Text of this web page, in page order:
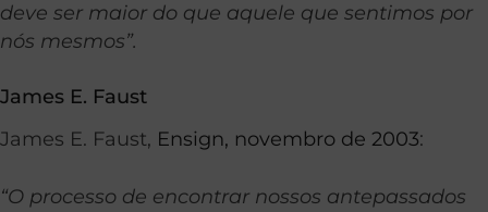
deve ser maior do que aquele que sentimos por
nós mesmos”.
James E. Faust
James E. Faust, Ensign, novembro de 2003:
“O processo de encontrar nossos antepassados